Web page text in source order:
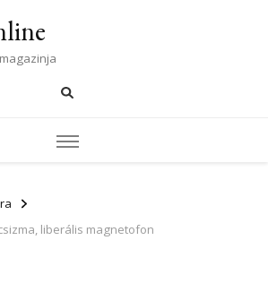
liberális magnetofon